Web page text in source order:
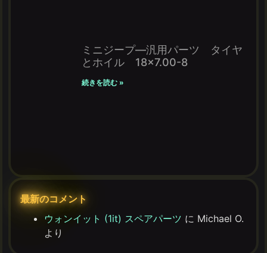
ミニジープ―汎用パーツ タイヤ
とホイル 18×7.00-8
続きを読む »
最新のコメント
ウォンイット (1it) スペアパーツ に Michael O.
より